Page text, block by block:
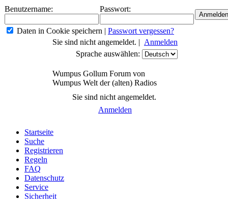
Benutzername: Passwort:
Daten in Cookie speichern | Passwort vergessen?
Sie sind nicht angemeldet. | Anmelden
Sprache auswählen:
Wumpus Gollum Forum von
Wumpus Welt der (alten) Radios
Sie sind nicht angemeldet.
Anmelden
Startseite
Suche
Registrieren
Regeln
FAQ
Datenschutz
Service
Sicherheit